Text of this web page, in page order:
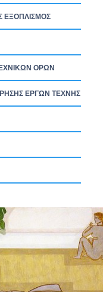
ΕΞΟΠΛΙΣΜΟΣ
ΟΡΩΝ
ΕΡΓΩΝ ΤΕΧΝΗΣ